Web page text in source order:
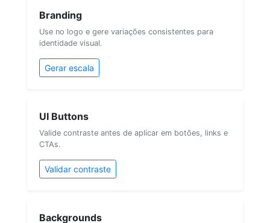
Branding
Use no logo e gere variações consistentes para
identidade visual.
Gerar escala
UI Buttons
Valide contraste antes de aplicar em botões, links e
CTAs.
Validar contraste
Backgrounds